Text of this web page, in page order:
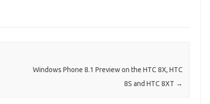
Windows Phone 8.1 Preview on the HTC 8X, HTC
8S and HTC 8XT →